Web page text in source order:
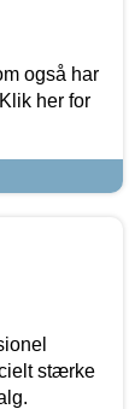
også har
her for
stærke